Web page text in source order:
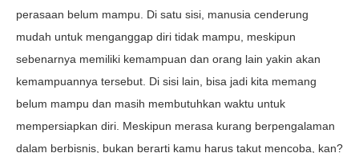
perasaan belum mampu. Di satu sisi, manusia cenderung
mudah untuk menganggap diri tidak mampu, meskipun
sebenarnya memiliki kemampuan dan orang lain yakin akan
kemampuannya tersebut. Di sisi lain, bisa jadi kita memang
belum mampu dan masih membutuhkan waktu untuk
mempersiapkan diri. Meskipun merasa kurang berpengalaman
dalam berbisnis, bukan berarti kamu harus takut mencoba, kan?